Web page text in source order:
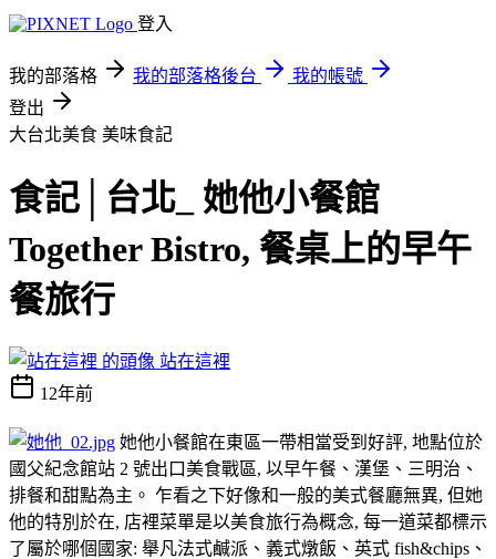
登入
我的部落格 我的部落格後台
我的帳號
登出
大台北美食 美味食記
食記│台北_ 她他小餐館
Together Bistro, 餐桌上的早午
餐旅行
站在這裡
12年前
她他小餐館在東區一帶相當受到好評, 地點位於
國父紀念館站 2 號出口美食戰區, 以早午餐、漢堡、三明治、
排餐和甜點為主。 乍看之下好像和一般的美式餐廳無異, 但她
他的特別於在, 店裡菜單是以美食旅行為概念, 每一道菜都標示
了屬於哪個國家: 舉凡法式鹹派、義式燉飯、英式 fish&chips、